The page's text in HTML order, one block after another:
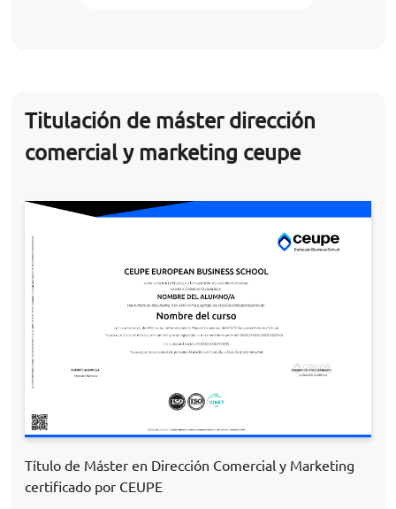
Titulación de máster dirección
comercial y marketing ceupe
Título de Máster en Dirección Comercial y Marketing
certificado por CEUPE